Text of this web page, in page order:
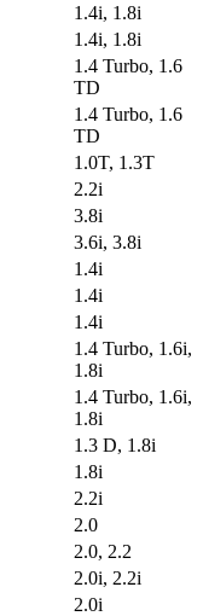
1.4i, 1.8i
1.4i, 1.8i
1.4 Turbo, 1.6
TD
1.4 Turbo, 1.6
TD
1.0T, 1.3T
2.2i
3.8i
3.6i, 3.8i
1.4i
1.4i
1.4i
1.4 Turbo, 1.6i,
1.8i
1.4 Turbo, 1.6i,
1.8i
1.3 D, 1.8i
1.8i
2.2i
2.0
2.0, 2.2
2.0i, 2.2i
2.0i